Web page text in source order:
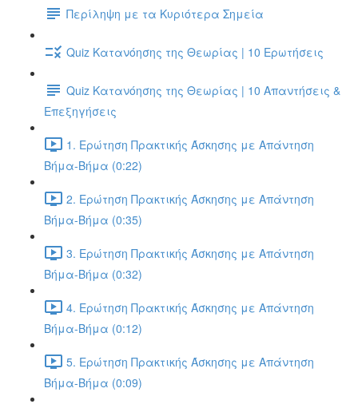
Περίληψη με τα Κυριότερα Σημεία
Quiz Κατανόησης της Θεωρίας | 10 Ερωτήσεις
Quiz Κατανόησης της Θεωρίας | 10 Απαντήσεις &
Επεξηγήσεις
1. Ερώτηση Πρακτικής Άσκησης με Απάντηση
Βήμα-Βήμα (0:22)
2. Ερώτηση Πρακτικής Άσκησης με Απάντηση
Βήμα-Βήμα (0:35)
3. Ερώτηση Πρακτικής Άσκησης με Απάντηση
Βήμα-Βήμα (0:32)
4. Ερώτηση Πρακτικής Άσκησης με Απάντηση
Βήμα-Βήμα (0:12)
5. Ερώτηση Πρακτικής Άσκησης με Απάντηση
Βήμα-Βήμα (0:09)